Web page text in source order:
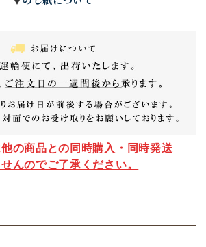
の商品との同時購入・同時発送
んのでご了承ください。